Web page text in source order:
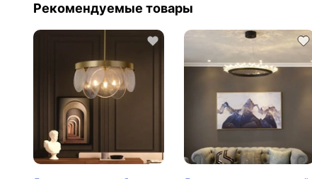
Рекомендуемые товары